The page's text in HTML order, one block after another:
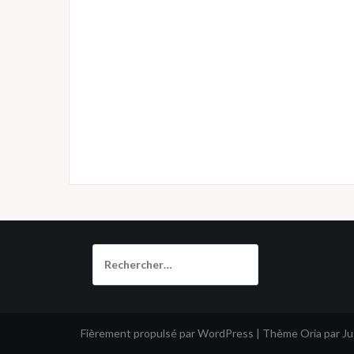
Fièrement propulsé par WordPress | Thème Oria par